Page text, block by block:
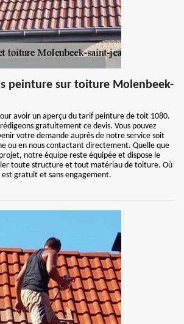
peinture sur toiture Molenbeek-
avoir un aperçu du tarif peinture de toit 1080.
gratuitement ce devis. Vous pouvez
votre demande auprès de notre service soit
ou en nous contactant directement. Quelle que
notre équipe reste équipée et dispose le
toute structure et tout matériau de toiture. Où
est gratuit et sans engagement.